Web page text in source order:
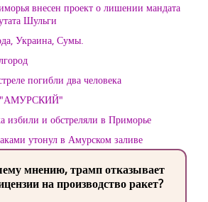
внесен проект о лишении мандата
Шульги
Украина, Сумы.
погибли два человека
избили и обстреляли в Приморье
утонул в Амурском заливе
мнению, трамп отказывает
на производство ракет?